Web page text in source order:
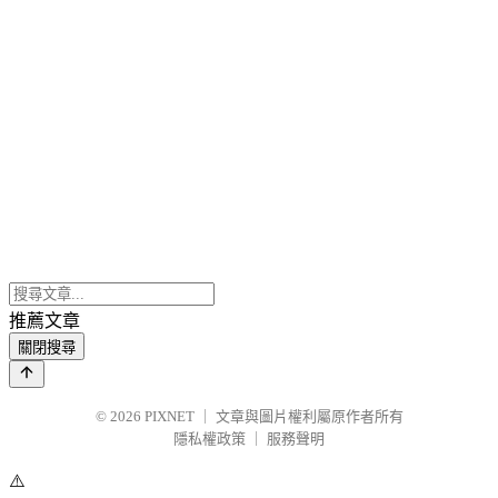
推薦文章
關閉搜尋
© 2026 PIXNET
文章與圖片權利屬原作者所有
隱私權政策
服務聲明
⚠️